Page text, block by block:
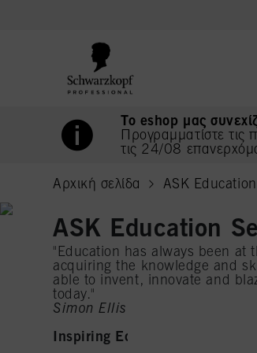
Το eshop μας
Προγραμματίστε
τις 24/08
Αρχική σελίδα ASK Education
current page
ASK Education
"Education has always been
acquiring the knowledge and
able to invent, innovate and
today."
Simon Ellis – International
Inspiring Education Focused